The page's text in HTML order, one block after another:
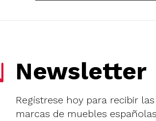
Newsletter
Regístrese hoy para recibir
marcas de muebles